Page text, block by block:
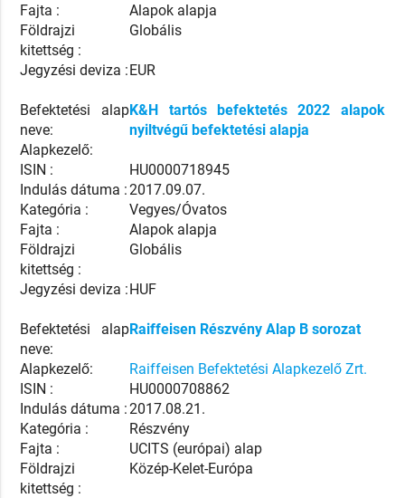
Fajta :
Alapok alapja
Földrajzi
kitettség :
Globális
Jegyzési deviza :EUR
Befektetési alap
neve:
K&H tartós befektetés 2022 alapok
nyiltvégű befektetési alapja
Alapkezelő:
ISIN :
HU0000718945
Indulás dátuma :2017.09.07.
Kategória :
Vegyes/Óvatos
Fajta :
Alapok alapja
Földrajzi
kitettség :
Globális
Jegyzési deviza :HUF
Befektetési alap
neve:
Raiffeisen Részvény Alap B sorozat
Alapkezelő:
Raiffeisen Befektetési Alapkezelő Zrt.
ISIN :
HU0000708862
Indulás dátuma :2017.08.21.
Kategória :
Részvény
Fajta :
UCITS (európai) alap
Földrajzi
kitettség :
Közép-Kelet-Európa